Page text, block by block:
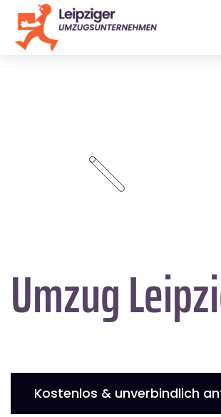
Umzug
Kostenlos & unverbindlich